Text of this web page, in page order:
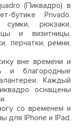
(Пиквадро) в
бутике Privado.
сумки, рюкзаки,
и визитницы,
перчатки, ремни,
вне времени и
и благородные
Каждый
оснащены
со временем и
для IPhone и IPad,